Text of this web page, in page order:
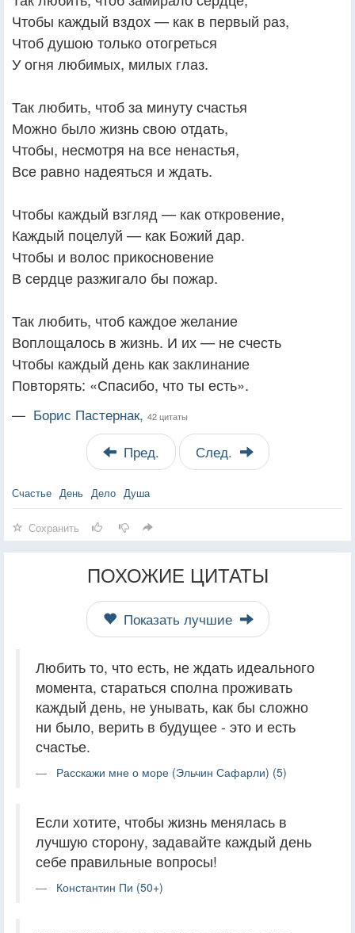
Чтобы каждый вздох — как в первый раз,
Чтоб душою только отогреться
У огня любимых, милых глаз.
Так любить, чтоб за минуту счастья
Можно было жизнь свою отдать,
Чтобы, несмотря на все ненастья,
Все равно надеяться и ждать.
Чтобы каждый взгляд — как откровение,
Каждый поцелуй — как Божий дар.
Чтобы и волос прикосновение
В сердце разжигало бы пожар.
Так любить, чтоб каждое желание
Воплощалось в жизнь. И их — не счесть
Чтобы каждый день как заклинание
Повторять: «Спасибо, что ты есть».
— Борис Пастернак, 42 цитаты
Пред. След.
Счастье День Дело Душа
Сохранить
ПОХОЖИЕ ЦИТАТЫ
Показать лучшие
Любить то, что есть, не ждать идеального
момента, стараться сполна проживать
каждый день, не унывать, как бы сложно
ни было, верить в будущее - это и есть
счастье.
Расскажи мне о море (Эльчин Сафарли) (5)
Если хотите, чтобы жизнь менялась в
лучшую сторону, задавайте каждый день
себе правильные вопросы!
Константин Пи (50+)